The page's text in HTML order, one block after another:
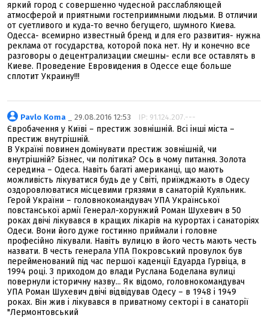
яркий город с совершенно чудесной расслабляющей
атмосферой и приятными гостеприимными людьми. В отличии
от суетливого и куда-то вечно бегущего, шумного Киева.
Одесса- всемирно известный бренд и для его развития- нужна
реклама от государства, которой пока нет. Ну и конечно все
разговоры о децентрализации смешны- если все оставлять в
Киеве. Проведение Евровидения в Одессе еще больше
сплотит Украину!!!
Pavlo Koma _ 29.08.2016 12:53 IP: 91.124.207.---
Євробачення у Київі – престиж зовнішній. Всі інші міста –
престиж внутрішній.
В Україні повинен домінувати престиж зовнішній, чи
внутрішній? Бізнес, чи політика? Ось в чому питання. Золота
середина – Одеса. Навіть багаті американці, що мають
можливість лікуватися будь де у Світі, приїжджають в Одесу
оздоровлюватися місцевими грязями в санаторій Куяльник.
Герой України – головнокомандувач УПА Української
повстанської армії Генерал-хорунжий Роман Шухевич в 50
роках двічі лікувався в кращих лікарів на курортах і санаторіях
Одеси. Вони його дуже гостинно приймали і головне
професійно лікували. Навіть вулицю в його честь мають честь
назвати. В честь генерала УПА Покровський провулок був
перейменований під час першої каденції Едуарда Гурвіца, в
1994 році. З приходом до влади Руслана Боделана вулиці
повернули історичну назву... Як відомо, головнокомандувач
УПА Роман Шухевич двічі відвідував Одесу – в 1948 і 1949
роках. Він жив і лікувався в приватному секторі і в санаторії
"Лермонтовський